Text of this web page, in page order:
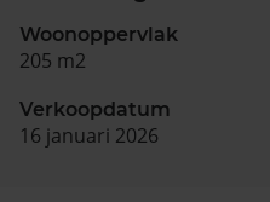
Woonoppervlak
205 m2
Verkoopdatum
16 januari 2026